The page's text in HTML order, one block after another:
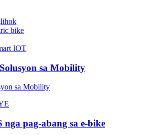
sa Mobility
sa Mobility
nga pag-abang sa e-bike